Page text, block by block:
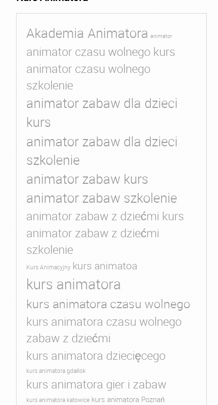
Akademia Animatora animator
animator czasu wolnego kurs
animator czasu wolnego
szkolenie
animator zabaw dla dzieci
kurs
animator zabaw dla dzieci
szkolenie
animator zabaw kurs
animator zabaw szkolenie
animator zabaw z dziećmi kurs
animator zabaw z dziećmi
szkolenie
Kurs Animacyjny kurs animatoa
kurs animatora
kurs animatora czasu wolnego
kurs animatora czasu wolnego
zabaw z dziećmi
kurs animatora dziecięcego
kurs animatora gdańsk
kurs animatora gier i zabaw
kurs animatora katowice kurs animatora Poznań